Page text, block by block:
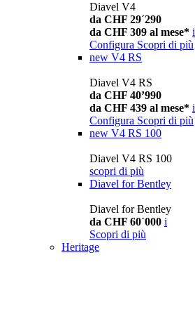
Diavel V4
da CHF 29´290
da CHF 309 al mese* i
Configura Scopri di più
new V4 RS
Diavel V4 RS
da CHF 40’990
da CHF 439 al mese* i
Configura Scopri di più
new V4 RS 100
Diavel V4 RS 100
scopri di più
Diavel for Bentley
Diavel for Bentley
da CHF 60´000 i
Scopri di più
Heritage